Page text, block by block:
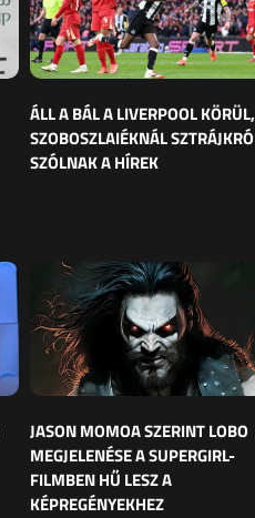
ÁLL A BÁL A LIVERPOOL KÖRÜL,
SZOBOSZLAIÉKNÁL
SZÓLNAK A HÍREK
JASON MOMOA SZERINT LOBO
MEGJELENÉSE A SUPERGIRL-
FILMBEN HŰ LESZ A
KÉPREGÉNYEKHEZ